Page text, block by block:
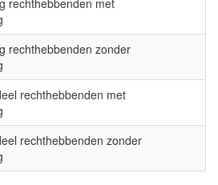
rechthebbenden met
rechthebbenden zonder
rechthebbenden met
rechthebbenden zonder